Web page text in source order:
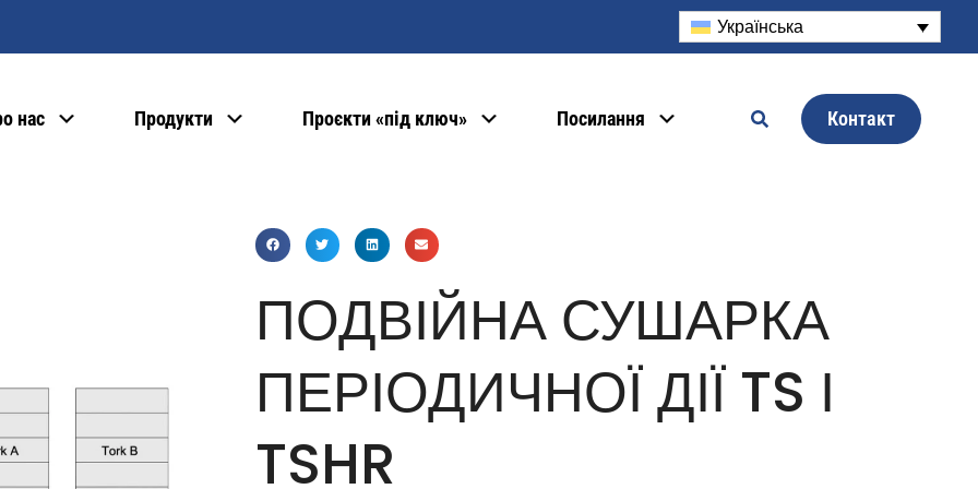
Українська
нас Продукти Проєкти «під ключ» Посилання Контакт
ПОДВІЙНА СУШАРКА
ПЕРІОДИЧНОЇ ДІЇ TS І
TSHR